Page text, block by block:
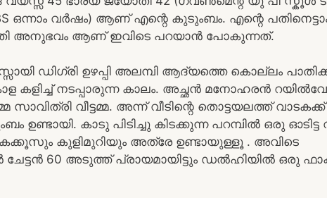
ഒന്നാം വർഷം) ആണ് എന്റെ കുടുംബം. എന്റെ
അനുഭവം ആണ് ഇവിടെ പറയാൻ പോകുന്നത്.
ഡിഗ്രി ഉഴപ്പി അലമ്പി ആദ്യത്തെ കൊല്ലം
കളിച്ച് നടപ്പാരുന്ന കാലം. അച്ഛൻ മനോഹരൻ
വീട്ടമ്മ. അന്ന് വീടിന്റെ തൊട്ടയലത്ത് വാടകക്ക്
ഉണ്ടായി. കാടു പിടിച്ചു കിടക്കുന്ന പറമ്പിൽ ഒരു ഓടിട്ട
കക്കൂസും കുളിമുറിയും അത്രേ ഉണ്ടായുള്ളൂ . അവിടെ
ചേട്ടൻ 60 അടുത്ത് പ്രായമായിട്ടും ഡൽഹിയിൽ ഒരു